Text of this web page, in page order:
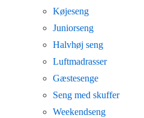
Køjeseng
Juniorseng
Halvhøj seng
Luftmadrasser
Gæstesenge
Seng med skuffer
Weekendseng